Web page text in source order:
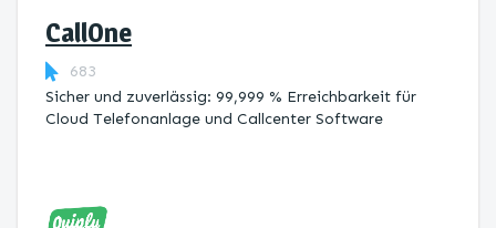
CallOne
683
Sicher und zuverlässig: 99,999 % Erreichbarkeit für
Cloud Telefonanlage und Callcenter Software